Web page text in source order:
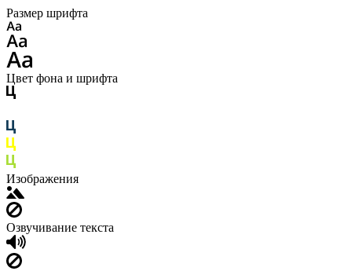
Размер шрифта
Цвет фона и шрифта
Изображения
Озвучивание текста